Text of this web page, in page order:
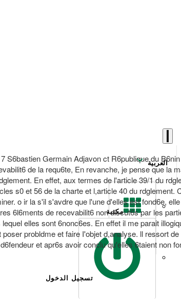
African
العربية
مكتبة
تسجيل الدخول
Germain Adjavon ct R6publique du
de la requ6te, En revanche, je pense que la
En effet, aux termes de l'article 39/1 du
s0 et 56 de la charte et l,article 40 du rdglement.
o ir la s'il s'avdre que l'une d'elles est fond6e,
6l6ments de recevabilit6 non discut6s par les
elles sont 6nonc6es. En effet il me parait
probldme et faire I'objet d,analyse. ll ressort
et apr6s avoir conclu qu'elles 6taient non